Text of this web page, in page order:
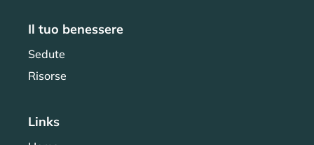
Il tuo benessere
Sedute
Risorse
Links